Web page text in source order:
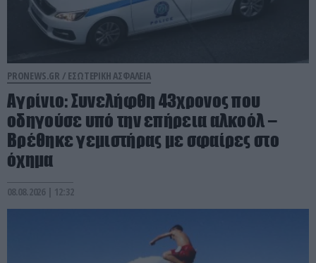
PRONEWS.GR / ΕΣΩΤΕΡΙΚΗ ΑΣΦΑΛΕΙΑ
Αγρίνιο: Συνελήφθη 43χρονος που
οδηγούσε υπό την επήρεια αλκοόλ –
Βρέθηκε γεμιστήρας με σφαίρες στο
όχημα
08.08.2026 | 12:32